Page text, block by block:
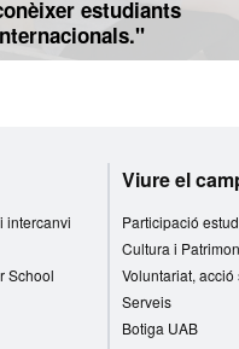
estudiants
intercanvi
School
Viure el
Participació
Cultura i
Voluntariat,
Serveis
Botiga UAB